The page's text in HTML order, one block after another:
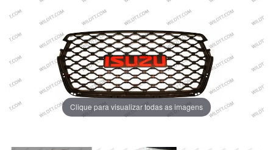
Clique para visualizar todas as imagens